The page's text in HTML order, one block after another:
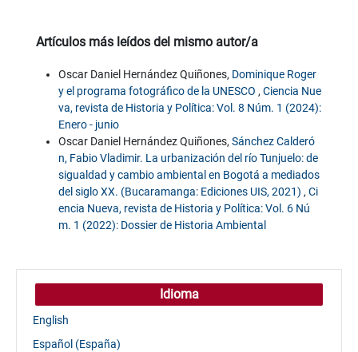
Artículos más leídos del mismo autor/a
Oscar Daniel Hernández Quiñones, Dominique Roger
y el programa fotográfico de la UNESCO , Ciencia Nue
va, revista de Historia y Política: Vol. 8 Núm. 1 (2024):
Enero - junio
Oscar Daniel Hernández Quiñones, Sánchez Calderó
n, Fabio Vladimir. La urbanización del río Tunjuelo: de
sigualdad y cambio ambiental en Bogotá a mediados
del siglo XX. (Bucaramanga: Ediciones UIS, 2021) , Ci
encia Nueva, revista de Historia y Política: Vol. 6 Nú
m. 1 (2022): Dossier de Historia Ambiental
Idioma
English
Español (España)